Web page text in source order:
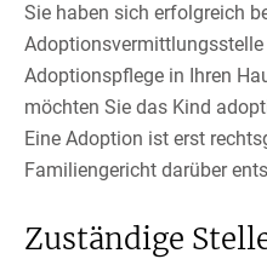
Sie haben sich erfolgreich
Adoptionspflege in Ihren
möchten Sie das Kind
Eine Adoption ist erst
Familiengericht darüber
Zuständige